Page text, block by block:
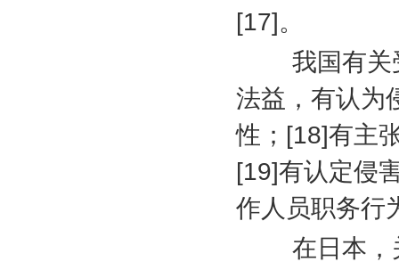
[17]。
我国有关受
法益，有认为
性； [18]有主
[19]有认定侵
作人员职务行
在日本，关